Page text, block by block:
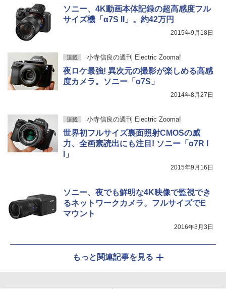
ソニー、4K動画本体記録の超高感度フル
サイズ機「α7S II」。約42万円
2015年9月18日
連載 小寺信良の週刊 Electric Zooma!
夜ロケ最強! 異次元の撮影が楽しめる高感
度カメラ。ソニー「α7S」
2014年8月27日
連載 小寺信良の週刊 Electric Zooma!
世界初フルサイズ裏面照射CMOSの威
力、全画素読出にも注目! ソニー「α7R I
I」
2015年9月16日
ソニー、夜でも鮮明な4K映像で監視でき
るネットワークカメラ。フルサイズでE
マウント
2016年3月3日
もっと関連記事を見る